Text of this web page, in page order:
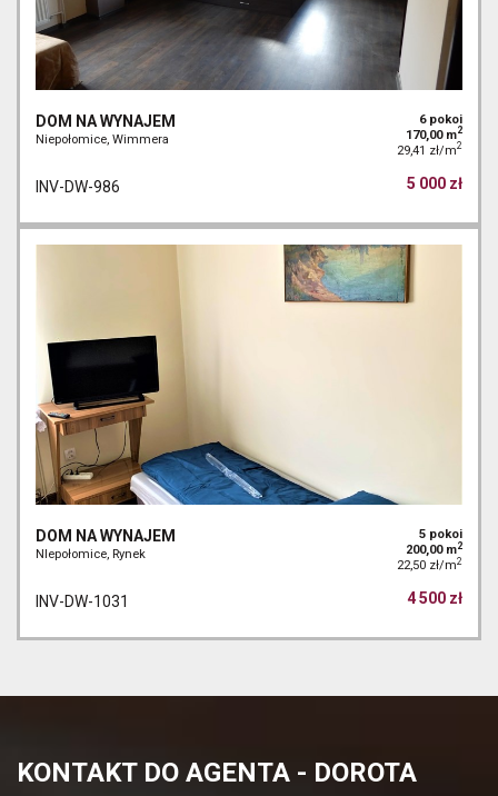
DOM NA WYNAJEM
Niepołomice, Wimmera
6 pokoi
170,00 m2
29,41 zł/m2
INV-DW-986 5 000 zł
DOM NA WYNAJEM
NIepołomice, Rynek
5 pokoi
200,00 m2
22,50 zł/m2
INV-DW-1031 4 500 zł
KONTAKT DO AGENTA - DOROTA